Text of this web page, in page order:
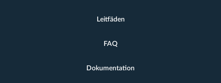
Leitfäden
FAQ
Dokumentation